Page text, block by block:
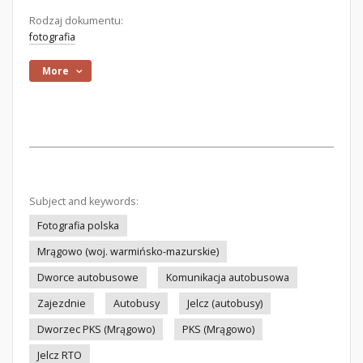
Rodzaj dokumentu:
fotografia
More
Subject and keywords:
Fotografia polska
Mrągowo (woj. warmińsko-mazurskie)
Dworce autobusowe
Komunikacja autobusowa
Zajezdnie
Autobusy
Jelcz (autobusy)
Dworzec PKS (Mrągowo)
PKS (Mrągowo)
Jelcz RTO